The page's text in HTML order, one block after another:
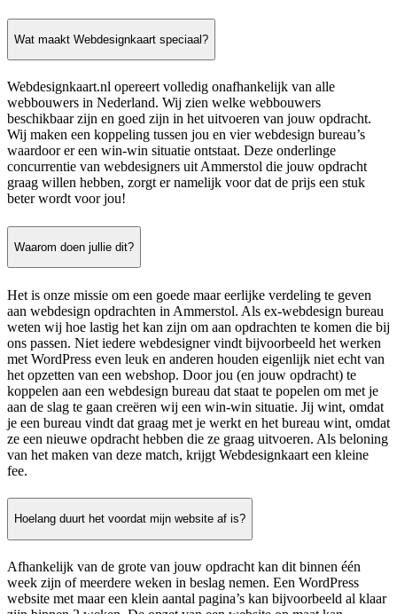
Wat maakt Webdesignkaart speciaal?
Webdesignkaart.nl opereert volledig onafhankelijk van alle
webbouwers in Nederland. Wij zien welke webbouwers
beschikbaar zijn en goed zijn in het uitvoeren van jouw opdracht.
Wij maken een koppeling tussen jou en vier webdesign bureau’s
waardoor er een win-win situatie ontstaat. Deze onderlinge
concurrentie van webdesigners uit Ammerstol die jouw opdracht
graag willen hebben, zorgt er namelijk voor dat de prijs een stuk
beter wordt voor jou!
Waarom doen jullie dit?
Het is onze missie om een goede maar eerlijke verdeling te geven
aan webdesign opdrachten in Ammerstol. Als ex-webdesign bureau
weten wij hoe lastig het kan zijn om aan opdrachten te komen die bij
ons passen. Niet iedere webdesigner vindt bijvoorbeeld het werken
met WordPress even leuk en anderen houden eigenlijk niet echt van
het opzetten van een webshop. Door jou (en jouw opdracht) te
koppelen aan een webdesign bureau dat staat te popelen om met je
aan de slag te gaan creëren wij een win-win situatie. Jij wint, omdat
je een bureau vindt dat graag met je werkt en het bureau wint, omdat
ze een nieuwe opdracht hebben die ze graag uitvoeren. Als beloning
van het maken van deze match, krijgt Webdesignkaart een kleine
fee.
Hoelang duurt het voordat mijn website af is?
Afhankelijk van de grote van jouw opdracht kan dit binnen één
week zijn of meerdere weken in beslag nemen. Een WordPress
website met maar een klein aantal pagina’s kan bijvoorbeeld al klaar